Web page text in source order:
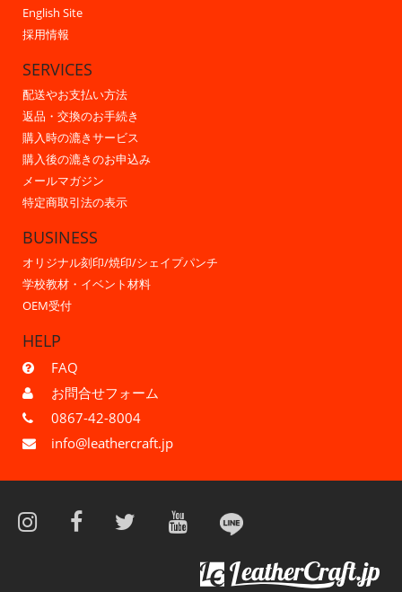
English Site
採用情報
SERVICES
配送やお支払い方法
返品・交換のお手続き
購入時の漉きサービス
購入後の漉きのお申込み
メールマガジン
特定商取引法の表示
BUSINESS
オリジナル刻印/焼印/シェイプパンチ
学校教材・イベント材料
OEM受付
HELP
FAQ
お問合せフォーム
0867-42-8004
info@leathercraft.jp